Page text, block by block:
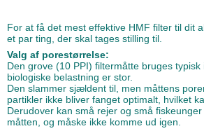
For at få det mest effektive HMF filter til dit
et par ting, der skal tages stilling til.
Valg af porestørrelse:
Den grove (10 PPI) filtermåtte bruges typisk
biologiske belastning er stor.
Den slammer sjældent til, men måttens
partikler ikke bliver fanget optimalt, hvilket
Derudover kan små rejer og små
måtten, og måske ikke komme ud igen.